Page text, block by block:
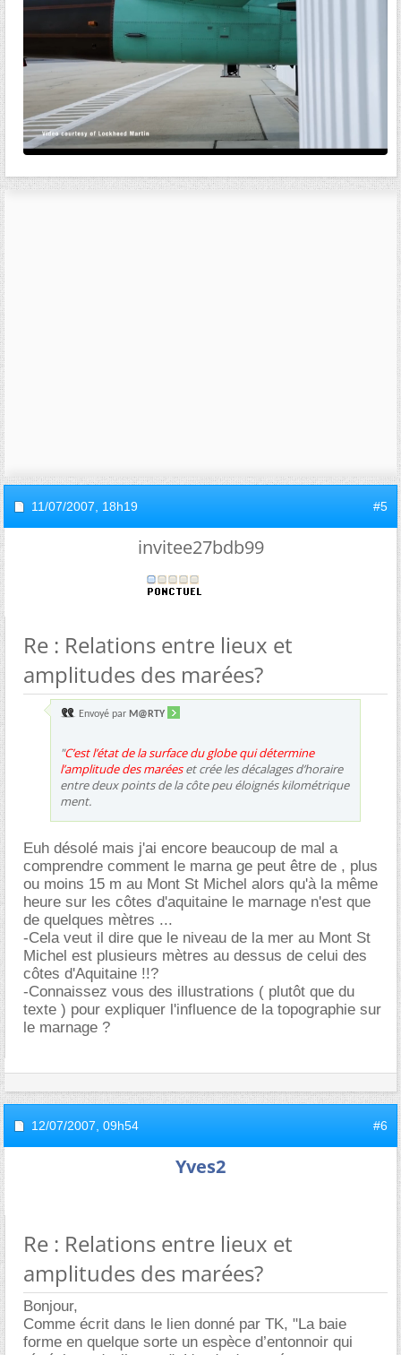
11/07/2007, 18h19 #5
invitee27bdb99
Re : Relations entre lieux et
amplitudes des marées?
Envoyé par M@RTY
"C’est l’état de la surface du globe qui détermine
l’amplitude des maréeset crée les décalages d’horaire
entre deux points de la côte peu éloignés kilométrique
ment.
Euh désolé mais j'ai encore beaucoup de mal a
comprendre comment le marna ge peut être de , plus
ou moins 15 m au Mont St Michel alors qu'à la même
heure sur les côtes d'aquitaine le marnage n'est que
de quelques mètres ...
-Cela veut il dire que le niveau de la mer au Mont St
Michel est plusieurs mètres au dessus de celui des
côtes d'Aquitaine !!?
-Connaissez vous des illustrations ( plutôt que du
texte ) pour expliquer l'influence de la topographie sur
le marnage ?
12/07/2007, 09h54 #6
Yves2
Re : Relations entre lieux et
amplitudes des marées?
Bonjour,
Comme écrit dans le lien donné par TK, "La baie
forme en quelque sorte un espèce d’entonnoir qui